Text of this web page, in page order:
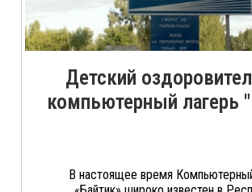
Детский
компьютерный лагерь
В настоящее время